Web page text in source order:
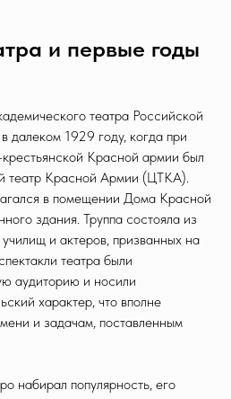
и первые годы
театра Российской
далеком 1929 году, когда при
Красной армии был
театр Красной Армии (ЦТКА).
в помещении Дома Красной
здания. Труппа состояла из
и актеров, призванных на
театра были
аудиторию и носили
характер, что вполне
и задачам, поставленным
набирал популярность, его